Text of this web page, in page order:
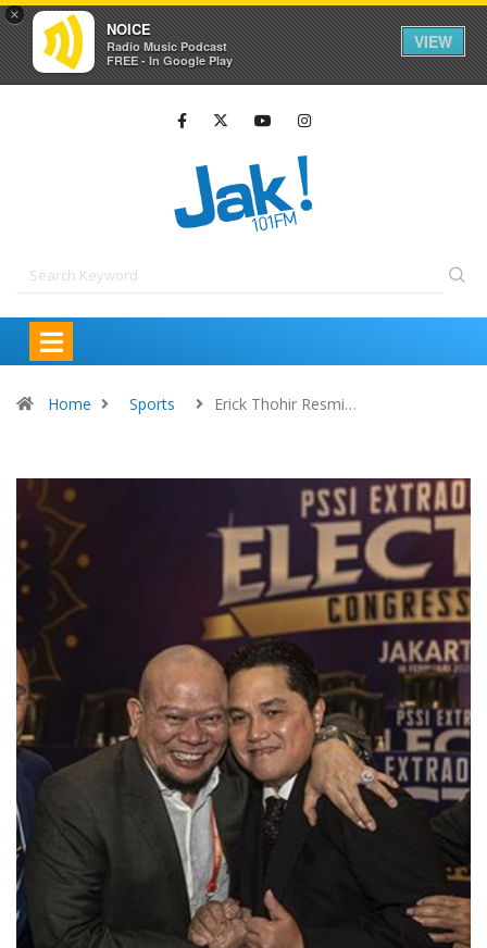
×
NOICE
Radio Music Podcast
FREE - In Google Play
VIEW
Home Sports Erick Thohir Resmi…